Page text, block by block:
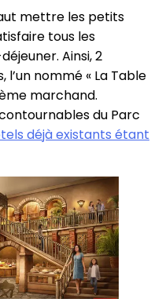
mettre les petits
tous les
Ainsi, 2
nommé « La Table
marchand.
du Parc
déjà existants étant